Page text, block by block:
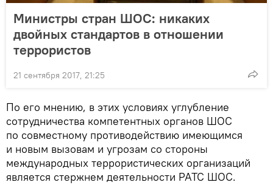
Министры стран ШОС: никаких
двойных стандартов в отношении
террористов
21 сентября 2017, 21:25
По его мнению, в этих условиях углубление
сотрудничества компетентных органов ШОС
по совместному противодействию имеющимся
и новым вызовам и угрозам со стороны
международных террористических организаций
является стержнем деятельности РАТС ШОС.